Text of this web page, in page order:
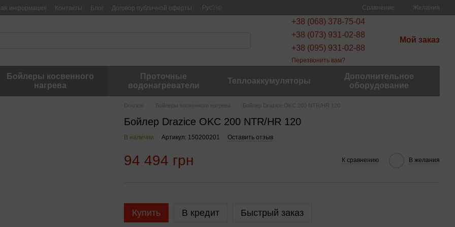
информация Контакты Блог Договор публичной оферты Рус Сравнение Желания
+38 (068) 378-75-04
+38 (073) 931-02-88
+38 (095) 931-02-88
Перезвонить вам?
Мой заказ
Бойлеры косвенного
нагрева
Проточные
водонагреватели
Теплоаккумуляторы
Дополнительное
оборудование
Drazice Бойлеры косвенного нагрева Бойлер Drazice OKC 200 NTR/HR 120
Бойлер Drazice OKC 200 NTR/HR 120
В наличии Артикул: 150200201 Оставить отзыв
94 494 грн К сравнению В желания
Купить В кредит Быстрый заказ